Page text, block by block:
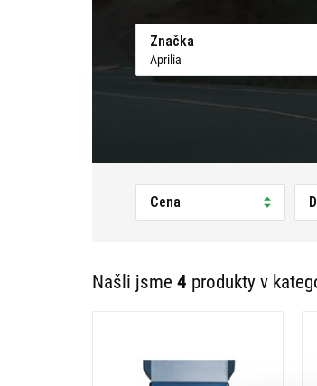
Značka
Aprilia
Cena
Našli jsme 4 produkty v